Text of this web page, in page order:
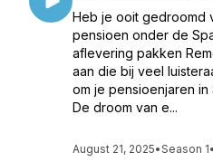
Heb je ooit gedroomd
pensioen onder de
aflevering pakken
aan die bij veel
om je pensioenjaren
De droom van e...
August 21, 2025•Season 1•